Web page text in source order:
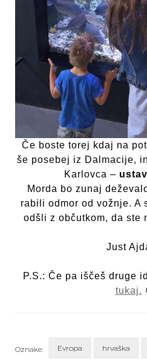
Če boste torej kdaj na
še posebej iz Dalmacije,
Karlovca –
Morda bo zunaj
rabili odmor od vožnje. A
odšli z občutkom, da ste
Just
P.S.: Če pa iščeš druge
tukaj.
Oznake: Evropa hrvaška